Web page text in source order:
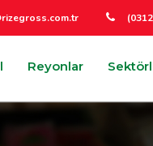
Reyonlar